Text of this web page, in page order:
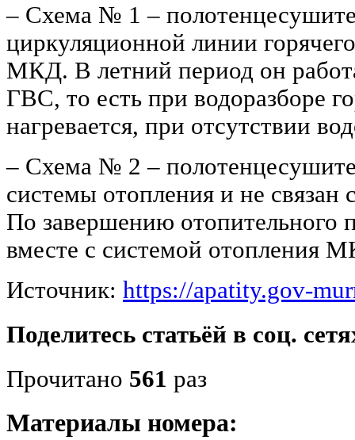
‒ Схема № 1 –
циркуляционной линии
МКД. В летний период он
ГВС, то есть при водоразборе
нагревается, при отсутствии
‒ Схема № 2 ‒
системы отопления и не
По завершению отопительного
вместе с системой отопления
Источник: https://apatity.gov-
Поделитесь статьёй в соц.
Прочитано 561 раз
Материалы номера: